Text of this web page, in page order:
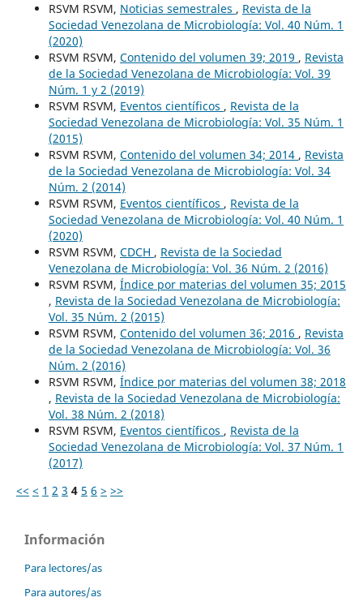
RSVM RSVM, Noticias semestrales , Revista de la
Sociedad Venezolana de Microbiología: Vol. 40 Núm. 1
(2020)
RSVM RSVM, Contenido del volumen 39; 2019 , Revista
de la Sociedad Venezolana de Microbiología: Vol. 39
Núm. 1 y 2 (2019)
RSVM RSVM, Eventos científicos , Revista de la
Sociedad Venezolana de Microbiología: Vol. 35 Núm. 1
(2015)
RSVM RSVM, Contenido del volumen 34; 2014 , Revista
de la Sociedad Venezolana de Microbiología: Vol. 34
Núm. 2 (2014)
RSVM RSVM, Eventos científicos , Revista de la
Sociedad Venezolana de Microbiología: Vol. 40 Núm. 1
(2020)
RSVM RSVM, CDCH , Revista de la Sociedad
Venezolana de Microbiología: Vol. 36 Núm. 2 (2016)
RSVM RSVM, Índice por materias del volumen 35; 2015
, Revista de la Sociedad Venezolana de Microbiología:
Vol. 35 Núm. 2 (2015)
RSVM RSVM, Contenido del volumen 36; 2016 , Revista
de la Sociedad Venezolana de Microbiología: Vol. 36
Núm. 2 (2016)
RSVM RSVM, Índice por materias del volumen 38; 2018
, Revista de la Sociedad Venezolana de Microbiología:
Vol. 38 Núm. 2 (2018)
RSVM RSVM, Eventos científicos , Revista de la
Sociedad Venezolana de Microbiología: Vol. 37 Núm. 1
(2017)
<< < 1 2 3 4 5 6 > >>
Información
Para lectores/as
Para autores/as